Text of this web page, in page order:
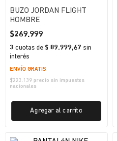
BUZO JORDAN FLIGHT
HOMBRE
$269.999
3 cuotas de $ 89.999,67 sin
interés
ENVÍO GRATIS
$223.139 precio sin impuestos
nacionales
Agregar al carrito